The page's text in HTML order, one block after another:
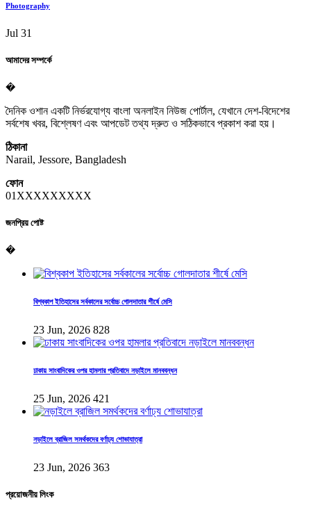
Photography
Jul 31
আমাদের সম্পর্কে
�
দৈনিক ওশান একটি নির্ভরযোগ্য বাংলা অনলাইন নিউজ পোর্টাল, যেখানে দেশ-বিদেশের
সর্বশেষ খবর, বিশ্লেষণ এবং আপডেট তথ্য দ্রুত ও সঠিকভাবে প্রকাশ করা হয়।
ঠিকানা
Narail, Jessore, Bangladesh
ফোন
01XXXXXXXXX
জনপ্রিয় পোষ্ট
�
বিশ্বকাপ ইতিহাসের সর্বকালের সর্বোচ্চ গোলদাতার শীর্ষে মেসি
23 Jun, 2026 828
ঢাকায় সাংবাদিকের ওপর হামলার প্রতিবাদে নড়াইলে মানববন্ধন
25 Jun, 2026 421
নড়াইলে ব্রাজিল সমর্থকদের বর্ণাঢ্য শোভাযাত্রা
23 Jun, 2026 363
প্রয়োজনীয় লিংক